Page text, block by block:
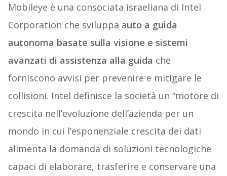
Mobileye è una consociata israeliana di Intel
Corporation che sviluppa auto a guida
autonoma basate sulla visione e sistemi
avanzati di assistenza alla guida che
forniscono avvisi per prevenire e mitigare le
collisioni. Intel definisce la società un “motore di
crescita nell’evoluzione dell’azienda per un
mondo in cui l’esponenziale crescita dei dati
alimenta la domanda di soluzioni tecnologiche
capaci di elaborare, trasferire e conservare una